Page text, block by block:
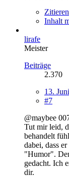
Zitieren
Inhalt
lirafe
Meister
Beiträge
2.370
13.
#7
@maybee
Tut mir leid,
behandelt
dabei, dass
"Humor".
gedacht. Ich
dir.